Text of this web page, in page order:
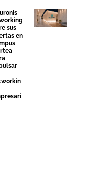
sus
en